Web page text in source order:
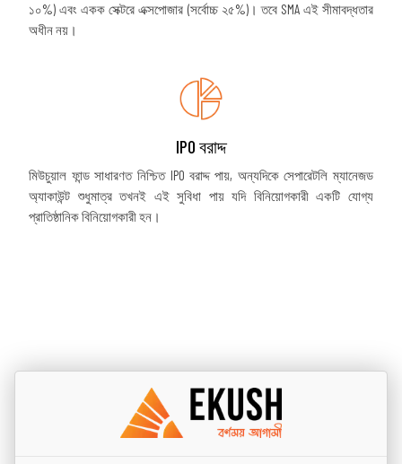
১০%) এবং একক সেক্টরে এক্সপোজার (সর্বোচ্চ ২৫%)। তবে SMA এই সীমাবদ্ধতার
অধীন নয়।
IPO বরাদ্দ
মিউচুয়াল ফান্ড সাধারণত নিশ্চিত IPO বরাদ্দ পায়, অন্যদিকে সেপারেটলি ম্যানেজড
অ্যাকাউন্ট শুধুমাত্র তখনই এই সুবিধা পায় যদি বিনিয়োগকারী একটি যোগ্য
প্রাতিষ্ঠানিক বিনিয়োগকারী হন।